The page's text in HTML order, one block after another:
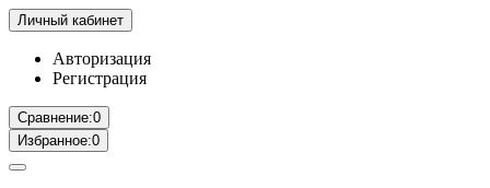
Личный кабинет
Авторизация
Регистрация
Сравнение:0
Избранное:0